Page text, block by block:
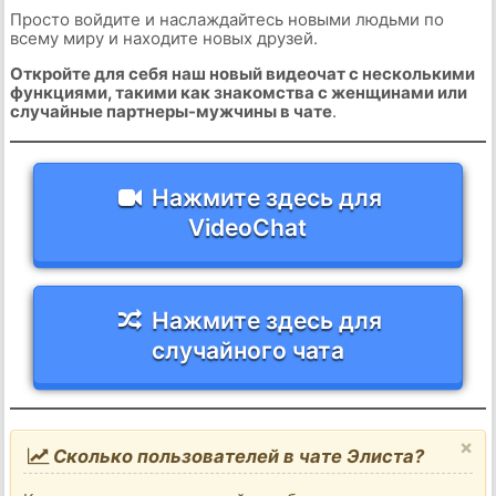
Просто войдите и наслаждайтесь новыми людьми по
всему миру и находите новых друзей.
Откройте для себя наш новый видеочат с несколькими
функциями, такими как знакомства с женщинами или
случайные партнеры-мужчины в чате.
Нажмите здесь для
VideoChat
Нажмите здесь для
случайного чата
×
Сколько пользователей в чате Элиста?